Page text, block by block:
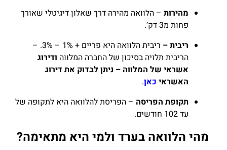
מהירות – הלוואה מהירה דרך שאלון דיגיטלי שאורך
פחות מ3 דק’.
ריבית –
ריבית הלוואה היא פריים + 1% – 3%. –
הריבית תלויה בסיכון של החברה המלווה ודירוג
אשראי של המלווה – ניתן לבדוק את דירוג
האשראי כאן.
תקופת הפריסה – הפריסת להלוואה היא לתקופה של
עד 102 חודשים.
מהי הלוואה בערד ולמי היא מתאימה?